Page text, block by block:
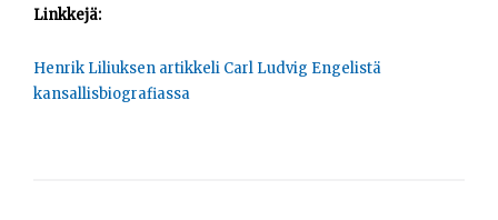
Linkkejä:
Henrik Liliuksen artikkeli Carl Ludvig Engelistä
kansallisbiografiassa